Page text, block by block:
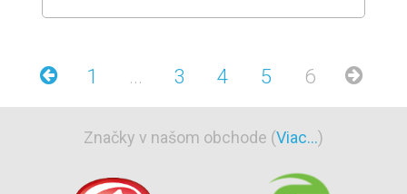
1 ... 3 4 5 6
Značky v našom obchode (Viac...)